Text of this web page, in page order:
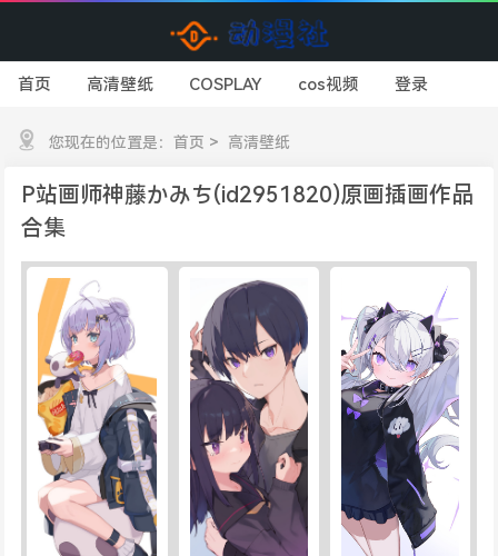
首页 高清壁纸 COSPLAY cos视频 登录
您现在的位置是：首页 > 高清壁纸
P站画师神藤かみち(id2951820)原画插画作品
合集